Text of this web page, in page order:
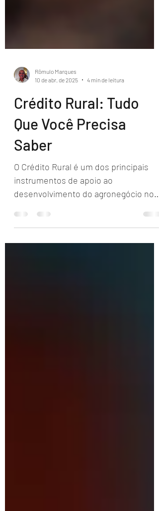
Rômulo Marques
10 de abr. de 2025
4 min de leitura
Crédito Rural: Tudo
Que Você Precisa
Saber
O Crédito Rural é um dos principais
desenvolvimento do agronegócio no
financeiras...